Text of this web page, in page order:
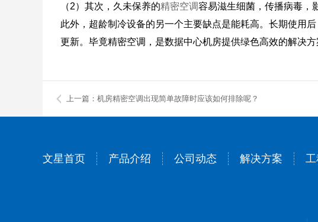
（2）其次，久未保养的精密空调容易滋生细菌，传播病毒，
此外，超龄制冷设备的另一个主要缺点是能耗高。长期使用
更新。毕竟精密空调，是数据中心机房提供绿色高效的解决方
上一篇：机房精密空调出现简单故障时应该如何排除呢？
文星首页 产品介绍 公司动态 解决方案